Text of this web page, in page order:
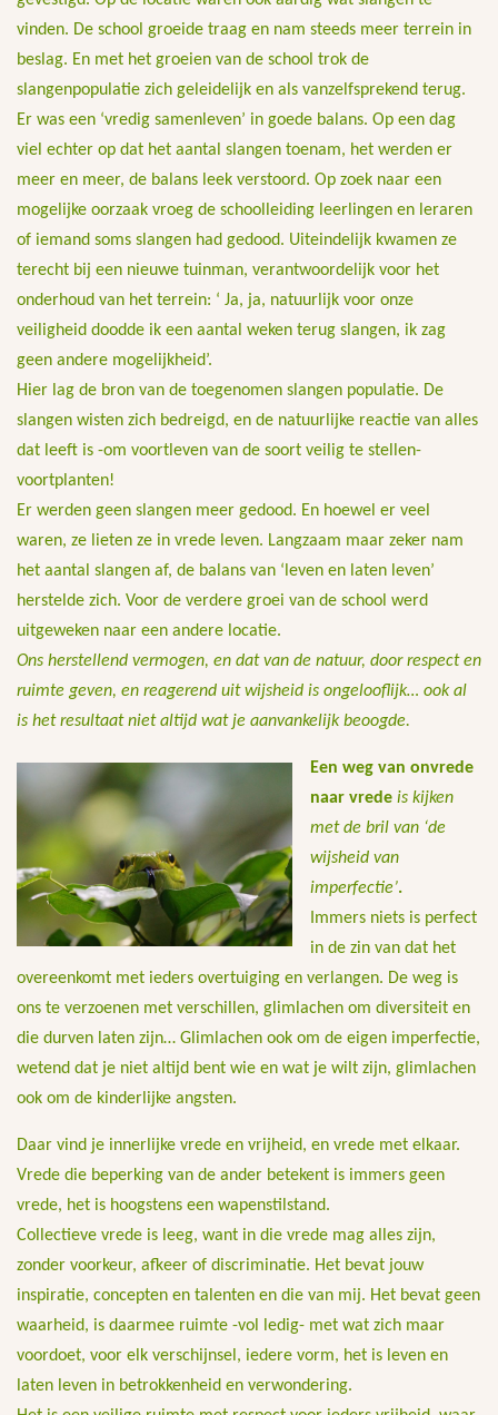
vinden. De school groeide traag en nam steeds meer terrein in
beslag. En met het groeien van de school trok de
slangenpopulatie zich geleidelijk en als vanzelfsprekend terug.
Er was een ‘vredig samenleven’ in goede balans. Op een dag
viel echter op dat het aantal slangen toenam, het werden er
meer en meer, de balans leek verstoord. Op zoek naar een
mogelijke oorzaak vroeg de schoolleiding leerlingen en leraren
of iemand soms slangen had gedood. Uiteindelijk kwamen ze
terecht bij een nieuwe tuinman, verantwoordelijk voor het
onderhoud van het terrein: ‘ Ja, ja, natuurlijk voor onze
veiligheid doodde ik een aantal weken terug slangen, ik zag
geen andere mogelijkheid’.
Hier lag de bron van de toegenomen slangen populatie. De
slangen wisten zich bedreigd, en de natuurlijke reactie van alles
dat leeft is -om voortleven van de soort veilig te stellen-
voortplanten!
Er werden geen slangen meer gedood. En hoewel er veel
waren, ze lieten ze in vrede leven. Langzaam maar zeker nam
het aantal slangen af, de balans van ‘leven en laten leven’
herstelde zich. Voor de verdere groei van de school werd
uitgeweken naar een andere locatie.
Ons herstellend vermogen, en dat van de natuur, door respect en
ruimte geven, en reagerend uit wijsheid is ongelooflijk… ook al
is het resultaat niet altijd wat je aanvankelijk beoogde.
Een weg van onvrede
naar vrede is kijken
met de bril van ‘de
wijsheid van
imperfectie’.
Immers niets is perfect
in de zin van dat het
overeenkomt met ieders overtuiging en verlangen. De weg is
ons te verzoenen met verschillen, glimlachen om diversiteit en
die durven laten zijn… Glimlachen ook om de eigen imperfectie,
wetend dat je niet altijd bent wie en wat je wilt zijn, glimlachen
ook om de kinderlijke angsten.
Daar vind je innerlijke vrede en vrijheid, en vrede met elkaar.
Vrede die beperking van de ander betekent is immers geen
vrede, het is hoogstens een wapenstilstand.
Collectieve vrede is leeg, want in die vrede mag alles zijn,
zonder voorkeur, afkeer of discriminatie. Het bevat jouw
inspiratie, concepten en talenten en die van mij. Het bevat geen
waarheid, is daarmee ruimte -vol ledig- met wat zich maar
voordoet, voor elk verschijnsel, iedere vorm, het is leven en
laten leven in betrokkenheid en verwondering.